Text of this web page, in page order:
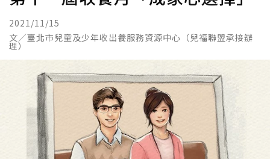
2021/11/15
文／臺北市兒童及少年收出養服務資源中心（兒福聯盟承接辦
理）